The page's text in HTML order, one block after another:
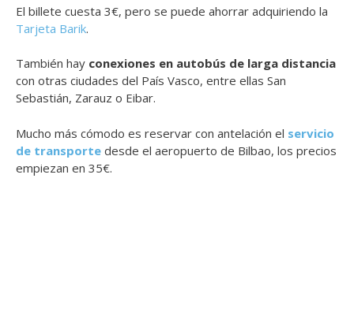
El billete cuesta 3€, pero se puede ahorrar adquiriendo la
Tarjeta Barik.
También hay conexiones en autobús de larga distancia
con otras ciudades del País Vasco, entre ellas San
Sebastián, Zarauz o Eibar.
Mucho más cómodo es reservar con antelación el servicio
de transporte desde el aeropuerto de Bilbao, los precios
empiezan en 35€.